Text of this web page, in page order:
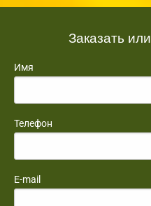
Заказать
Имя
Телефон
E-mail